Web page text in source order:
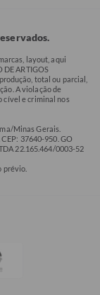
layout, aqui
ARTIGOS
total ou parcial,
A violação de
cível e criminal nos
Minas Gerais.
37640-950. GO
22.165.464/0003-52
prévio.